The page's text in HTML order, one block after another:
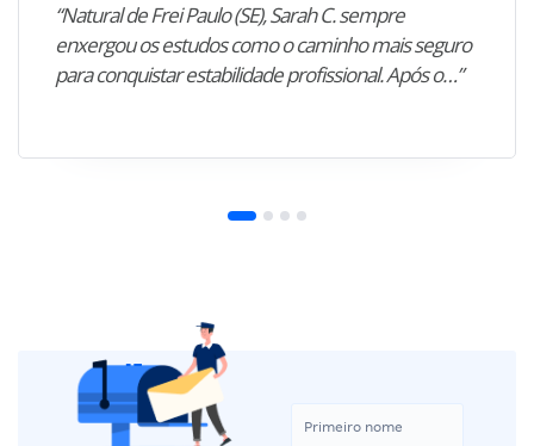
“Natural de Frei Paulo (SE), Sarah C. sempre
enxergou os estudos como o caminho mais seguro
para conquistar estabilidade profissional. Após o…”